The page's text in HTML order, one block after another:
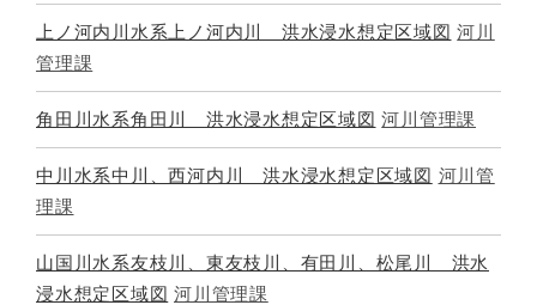
上ノ河内川水系上ノ河内川 洪水浸水想定区域図 河川
管理課
角田川水系角田川 洪水浸水想定区域図 河川管理課
中川水系中川、西河内川 洪水浸水想定区域図 河川管
理課
山国川水系友枝川、東友枝川、有田川、松尾川 洪水
浸水想定区域図 河川管理課